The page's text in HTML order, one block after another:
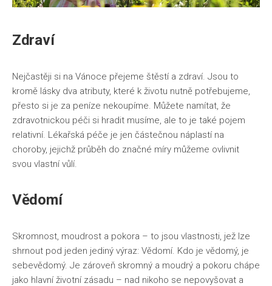
Zdraví
Nejčastěji si na Vánoce přejeme štěstí a zdraví. Jsou to
kromě lásky dva atributy, které k životu nutně potřebujeme,
přesto si je za peníze nekoupíme. Můžete namítat, že
zdravotnickou péči si hradit musíme, ale to je také pojem
relativní. Lékařská péče je jen částečnou náplastí na
choroby, jejichž průběh do značné míry můžeme ovlivnit
svou vlastní vůlí.
Vědomí
Skromnost, moudrost a pokora – to jsou vlastnosti, jež lze
shrnout pod jeden jediný výraz: Vědomí. Kdo je vědomý, je
sebevědomý. Je zároveň skromný a moudrý a pokoru chápe
jako hlavní životní zásadu – nad nikoho se nepovyšovat a